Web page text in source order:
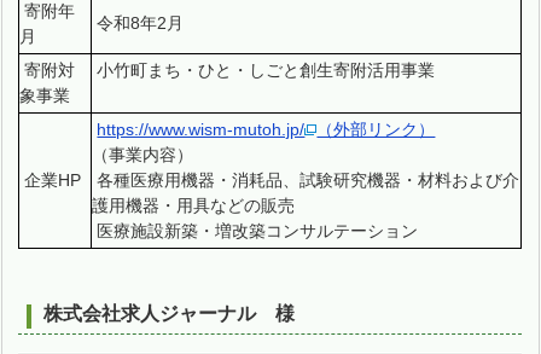
寄附年
月
令和8年2月
寄附対
象事業
小竹町まち・ひと・しごと創生寄附活用事業
企業HP
https://www.wism-mutoh.jp/
（外部リンク）
（事業内容）
各種医療用機器・消耗品、試験研究機器・材料および介
護用機器・用具などの販売
医療施設新築・増改築コンサルテーション
株式会社求人ジャーナル 様